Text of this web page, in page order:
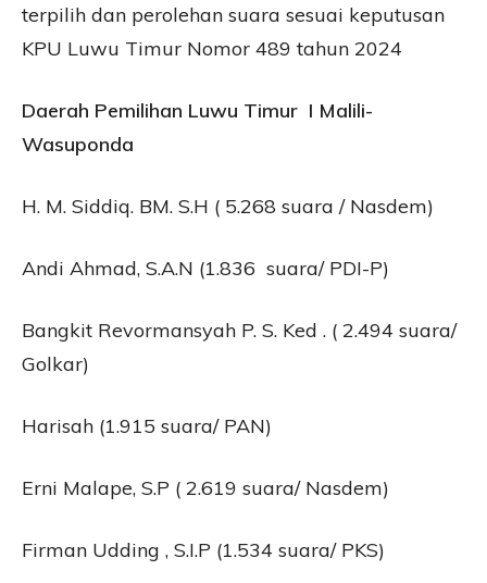
terpilih dan perolehan suara sesuai keputusan
KPU Luwu Timur Nomor 489 tahun 2024
Daerah Pemilihan Luwu Timur I Malili-
Wasuponda
H. M. Siddiq. BM. S.H ( 5.268 suara / Nasdem)
Andi Ahmad, S.A.N (1.836 suara/ PDI-P)
Bangkit Revormansyah P. S. Ked . ( 2.494 suara/
Golkar)
Harisah (1.915 suara/ PAN)
Erni Malape, S.P ( 2.619 suara/ Nasdem)
Firman Udding , S.I.P (1.534 suara/ PKS)